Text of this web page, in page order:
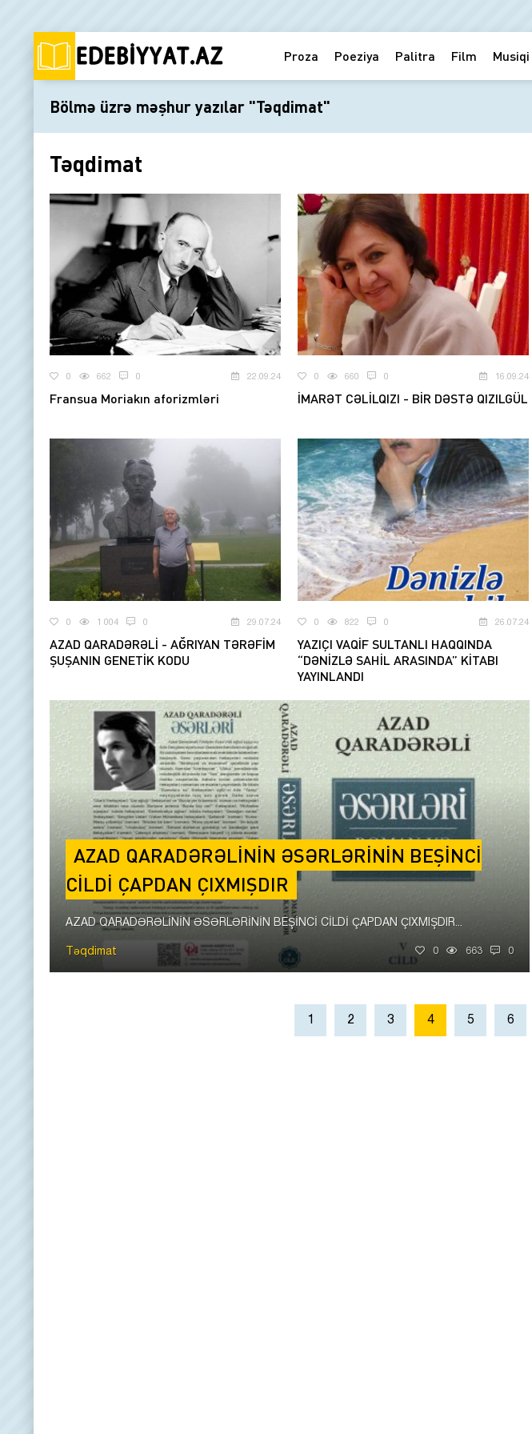
Proza Poeziya Palitra Film Musiqi
Bölmə üzrə məşhur yazılar "Təqdimat"
Təqdimat
0 662 0 22.09.24
Fransua Moriakın aforizmləri
0 660 0 16.09.24
İMARƏT CƏLİLQIZI - BİR DƏSTƏ QIZILGÜL
0 1 004 0 29.07.24
AZAD QARADƏRƏLİ - AĞRIYAN TƏRƏFİM
ŞUŞANIN GENETİK KODU
0 822 0 26.07.24
YAZIÇI VAQİF SULTANLI HAQQINDA
“DƏNİZLƏ SAHİL ARASINDA” KİTABI
YAYINLANDI
AZAD QARADƏRƏLİNİN ƏSƏRLƏRİNİN BEŞİNCİ
CİLDİ ÇAPDAN ÇIXMIŞDIR
AZAD QARADƏRƏLİNİN ƏSƏRLƏRİNİN BEŞİNCİ CİLDİ ÇAPDAN ÇIXMIŞDIR...
Təqdimat 0 663 0
1 2 3 4 5 6